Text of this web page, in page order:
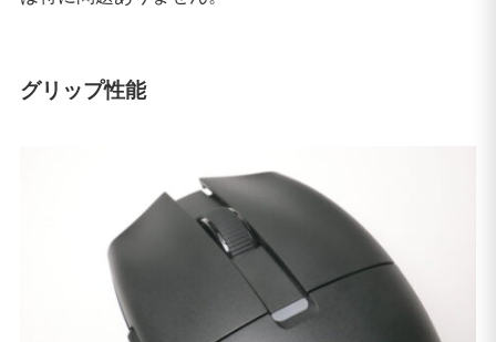
グリップ性能